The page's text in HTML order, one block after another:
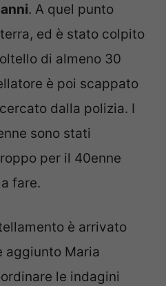
. A quel punto
ed è stato colpito
di almeno 30
è poi scappato
dalla polizia. I
sono stati
per il 40enne
fare.
è arrivato
aggiunto Maria
le indagini